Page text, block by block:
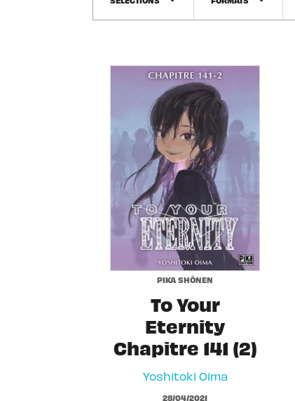
PIKA SHÔNEN
To Your
Eternity
Chapitre 141 (2)
Yoshitoki Oima
28/04/2021